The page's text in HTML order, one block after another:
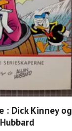
: Dick Kinney og